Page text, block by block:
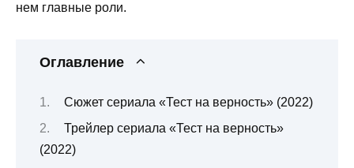
нем главные роли.
Оглавление
Сюжет сериала «Тест на верность» (2022)
Трейлер сериала «Тест на верность»
(2022)